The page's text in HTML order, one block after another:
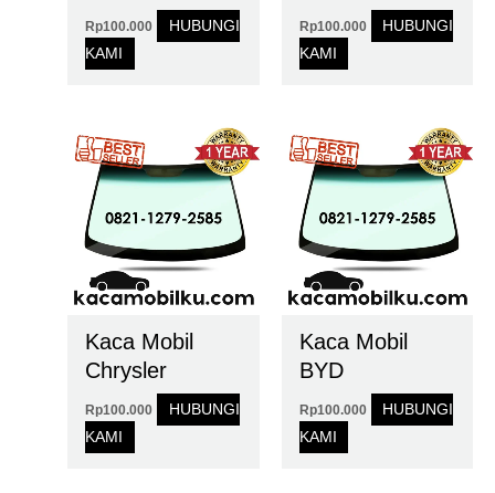
Rp100.000
HUBUNGI
KAMI
Rp100.000
HUBUNGI
KAMI
Kaca Mobil
Chrysler
Rp100.000
HUBUNGI
KAMI
Kaca Mobil
BYD
Rp100.000
HUBUNGI
KAMI